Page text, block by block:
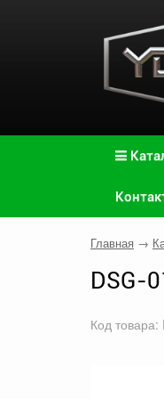
Главная →
DSG-
Код